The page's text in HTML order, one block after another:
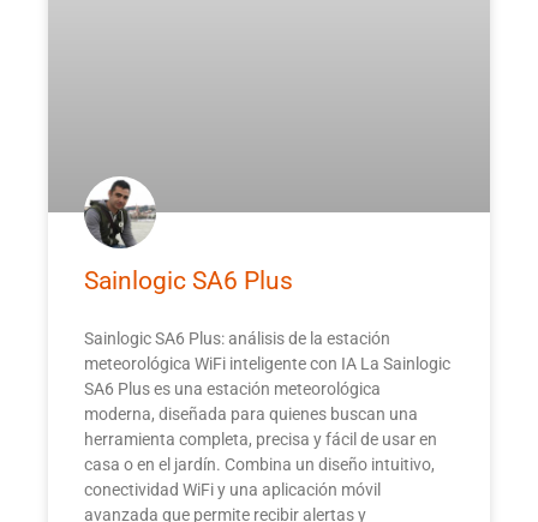
Sainlogic SA6 Plus
Sainlogic SA6 Plus: análisis de la estación
meteorológica WiFi inteligente con IA La Sainlogic
SA6 Plus es una estación meteorológica
moderna, diseñada para quienes buscan una
herramienta completa, precisa y fácil de usar en
casa o en el jardín. Combina un diseño intuitivo,
conectividad WiFi y una aplicación móvil
avanzada que permite recibir alertas y